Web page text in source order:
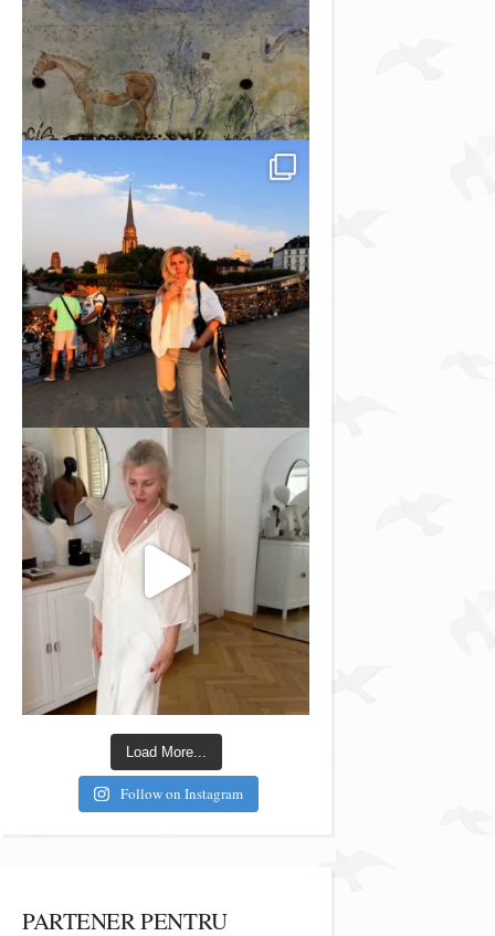
Load More...
Follow on Instagram
PARTENER PENTRU